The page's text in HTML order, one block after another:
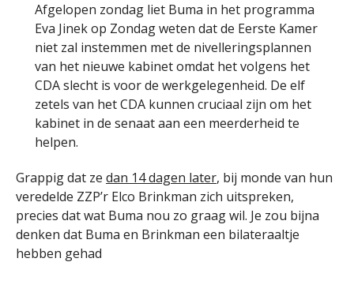
Afgelopen zondag liet Buma in het programma
Eva Jinek op Zondag weten dat de Eerste Kamer
niet zal instemmen met de nivelleringsplannen
van het nieuwe kabinet omdat het volgens het
CDA slecht is voor de werkgelegenheid. De elf
zetels van het CDA kunnen cruciaal zijn om het
kabinet in de senaat aan een meerderheid te
helpen.
Grappig dat ze dan 14 dagen later, bij monde van hun
veredelde ZZP’r Elco Brinkman zich uitspreken,
precies dat wat Buma nou zo graag wil. Je zou bijna
denken dat Buma en Brinkman een bilateraaltje
hebben gehad